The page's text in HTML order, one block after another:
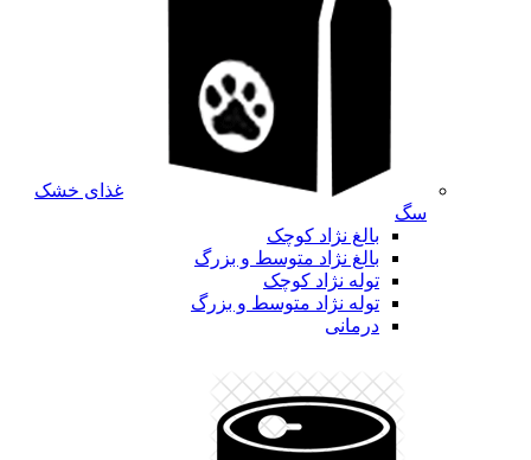
غذای خشک
سگ
بالغ نژاد کوچک
بالغ نژاد متوسط و بزرگ
توله نژاد کوچک
توله نژاد متوسط و بزرگ
درمانی